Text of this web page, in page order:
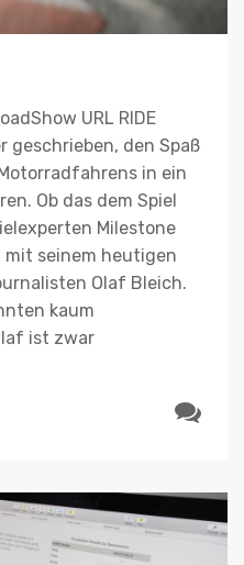
URL RIDE
den Spaß
in ein
Ob das dem Spiel
Milestone
seinem heutigen
Olaf Bleich.
kaum
ist zwar